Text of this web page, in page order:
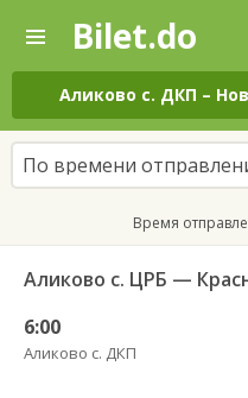
—
Поиск
и
покупка
билетов
на
автобус
онлайн
Bilet.do
Аликово с. ДКП –
По времени
Время
Аликово с. ЦРБ —
6:00
Аликово с. ДКП